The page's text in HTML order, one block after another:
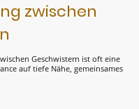
zwischen
Geschwistern ist oft eine
auf tiefe Nähe, gemeinsames